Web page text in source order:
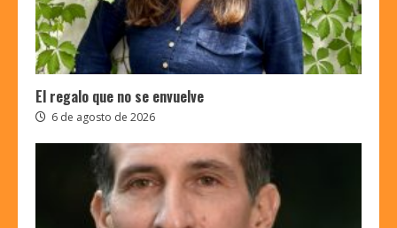
El regalo que no se envuelve
6 de agosto de 2026